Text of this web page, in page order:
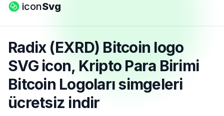
iconSvg
Radix (EXRD) Bitcoin logo
SVG icon, Kripto Para Birimi
Bitcoin Logoları simgeleri
ücretsiz indir